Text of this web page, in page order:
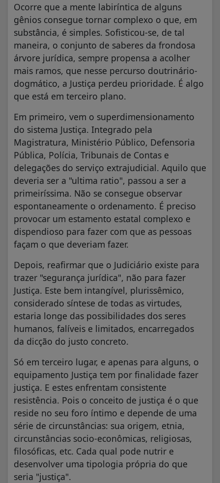
Ocorre que a mente labiríntica de alguns
gênios consegue tornar complexo o que, em
substância, é simples. Sofisticou-se, de tal
maneira, o conjunto de saberes da frondosa
árvore jurídica, sempre propensa a acolher
mais ramos, que nesse percurso doutrinário-
dogmático, a Justiça perdeu prioridade. É algo
que está em terceiro plano.
Em primeiro, vem o superdimensionamento
do sistema Justiça. Integrado pela
Magistratura, Ministério Público, Defensoria
Pública, Polícia, Tribunais de Contas e
delegações do serviço extrajudicial. Aquilo que
deveria ser a "ultima ratio", passou a ser a
primeiríssima. Não se consegue observar
espontaneamente o ordenamento. É preciso
provocar um estamento estatal complexo e
dispendioso para fazer com que as pessoas
façam o que deveriam fazer.
Depois, reafirmar que o Judiciário existe para
trazer "segurança jurídica", não para fazer
Justiça. Este bem intangível, plurissêmico,
considerado síntese de todas as virtudes,
estaria longe das possibilidades dos seres
humanos, falíveis e limitados, encarregados
da dicção do justo concreto.
Só em terceiro lugar, e apenas para alguns, o
equipamento Justiça tem por finalidade fazer
justiça. E estes enfrentam consistente
resistência. Pois o conceito de justiça é o que
reside no seu foro íntimo e depende de uma
série de circunstâncias: sua origem, etnia,
circunstâncias socio-econômicas, religiosas,
filosóficas, etc. Cada qual pode nutrir e
desenvolver uma tipologia própria do que
seria "justiça".